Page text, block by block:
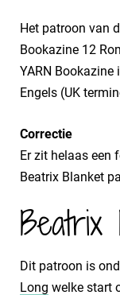
Het patroon van
Bookazine 12
YARN Bookazine
Engels (UK
Correctie
Er zit helaas een
Beatrix Blanket
Beatrix
Dit patroon is
Long welke start